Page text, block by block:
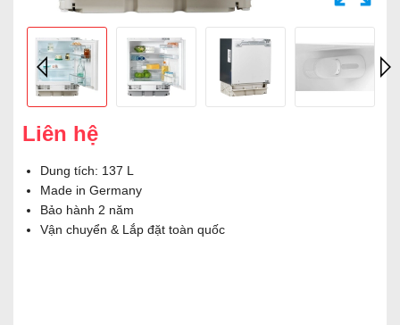
Liên hệ
Dung tích: 137 L
Made in Germany
Bảo hành 2 năm
Vận chuyển & Lắp đặt toàn quốc